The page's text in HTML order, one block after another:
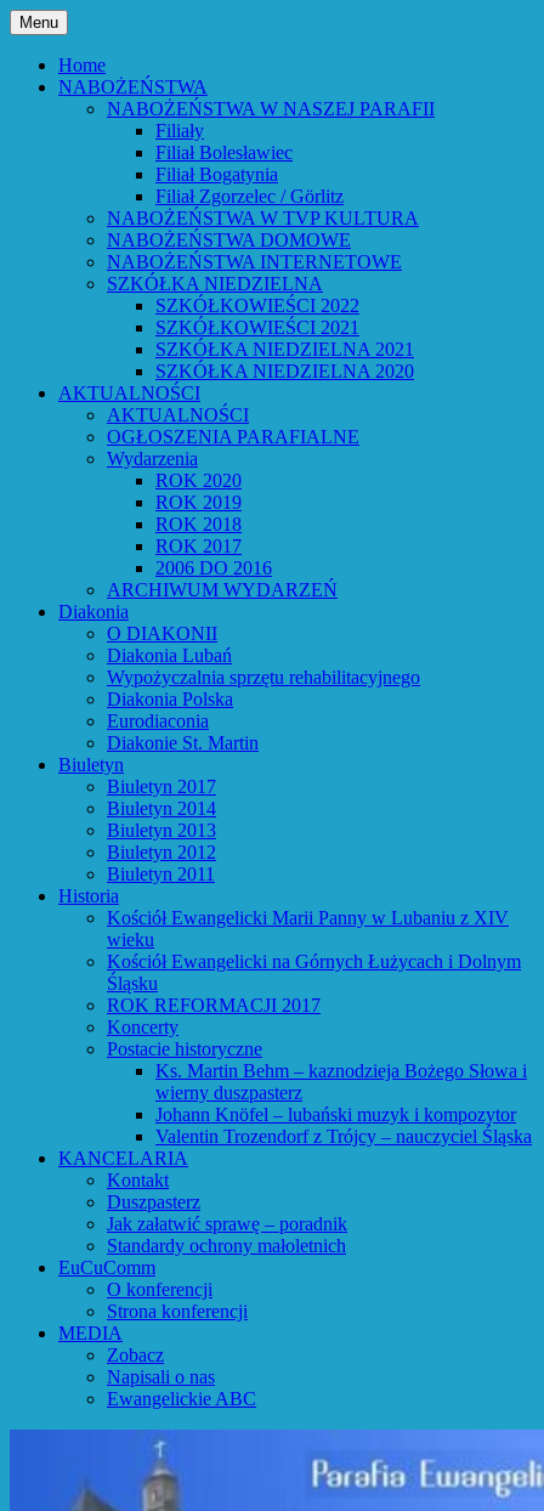
Przejdź
do
treściParafia Ewangelicko-
Augsburska w Lubaniu
czynię – Obj 21,5 – Słowo Boże Roku
Pańskiego 2026
Menu
Home
NABOŻEŃSTWA
NABOŻEŃSTWA W NASZEJ PARAFII
Filiały
Filiał Bolesławiec
Filiał Bogatynia
Filiał Zgorzelec / Görlitz
NABOŻEŃSTWA W TVP KULTURA
NABOŻEŃSTWA DOMOWE
NABOŻEŃSTWA INTERNETOWE
SZKÓŁKA NIEDZIELNA
SZKÓŁKOWIEŚCI 2022
SZKÓŁKOWIEŚCI 2021
SZKÓŁKA NIEDZIELNA 2021
SZKÓŁKA NIEDZIELNA 2020
AKTUALNOŚCI
AKTUALNOŚCI
OGŁOSZENIA PARAFIALNE
Wydarzenia
ROK 2020
ROK 2019
ROK 2018
ROK 2017
2006 DO 2016
ARCHIWUM WYDARZEŃ
Diakonia
O DIAKONII
Diakonia Lubań
Wypożyczalnia sprzętu rehabilitacyjnego
Diakonia Polska
Eurodiaconia
Diakonie St. Martin
Biuletyn
Biuletyn 2017
Biuletyn 2014
Biuletyn 2013
Biuletyn 2012
Biuletyn 2011
Historia
Kościół Ewangelicki Marii Panny w Lubaniu z XIV
wieku
Kościół Ewangelicki na Górnych Łużycach i Dolnym
Śląsku
ROK REFORMACJI 2017
Koncerty
Postacie historyczne
Ks. Martin Behm – kaznodzieja Bożego Słowa i
wierny duszpasterz
Johann Knöfel – lubański muzyk i kompozytor
Valentin Trozendorf z Trójcy – nauczyciel Śląska
KANCELARIA
Kontakt
Duszpasterz
Jak załatwić sprawę – poradnik
Standardy ochrony małoletnich
EuCuComm
O konferencji
Strona konferencji
MEDIA
Zobacz
Napisali o nas
Ewangelickie ABC